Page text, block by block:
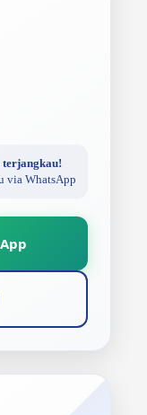
terjangkau!
via WhatsApp